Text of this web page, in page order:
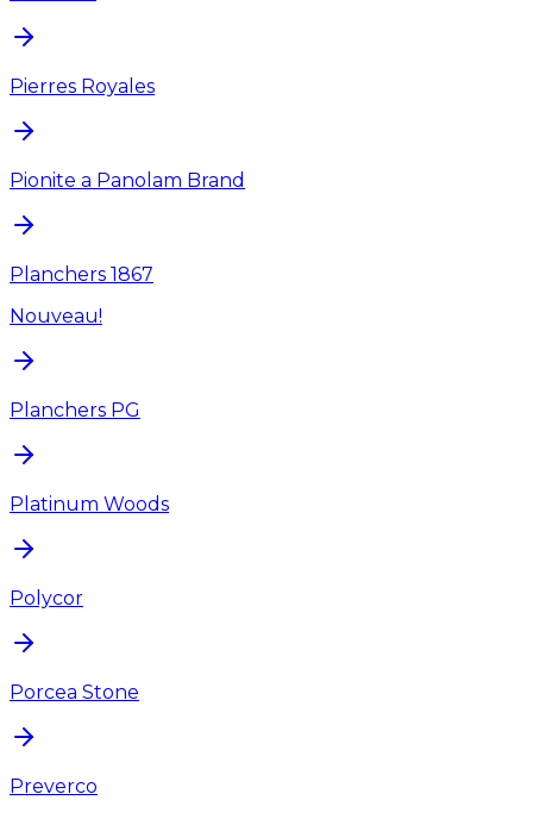
Pierres Royales
Pionite a Panolam Brand
Planchers 1867
Nouveau!
Planchers PG
Platinum Woods
Polycor
Porcea Stone
Preverco